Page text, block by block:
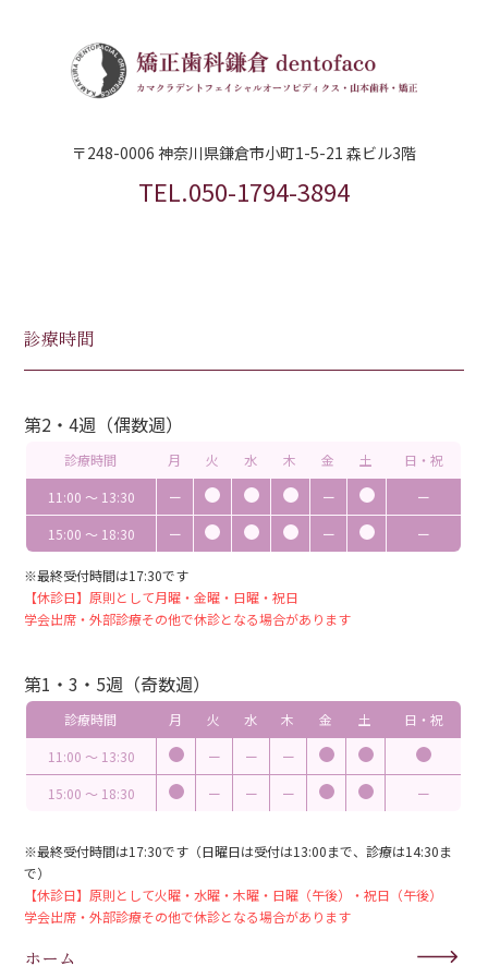
〒248-0006 神奈川県鎌倉市小町1-5-21 森ビル3階
TEL.050-1794-3894
診療時間
第2・4週（偶数週）
診療時間 月 火 水 木 金 土
日・祝
11:00 〜 13:30
ー ー
ー
15:00 〜 18:30
ー ー ー
※最終受付時間は17:30です
【休診日】原則として月曜・金曜・日曜・祝日
学会出席・外部診療その他で休診となる場合があります
第1・3・5週（奇数週）
診療時間 月 火 水 木 金 土
日・祝
11:00 〜 13:30
ー ー
ー
15:00 〜 18:30
ー ー ー ー
※最終受付時間は17:30です（日曜日は受付は13:00まで、診療は14:30ま
で）
【休診日】原則として火曜・水曜・木曜・日曜（午後）・祝日（午後）
学会出席・外部診療その他で休診となる場合があります
ホーム